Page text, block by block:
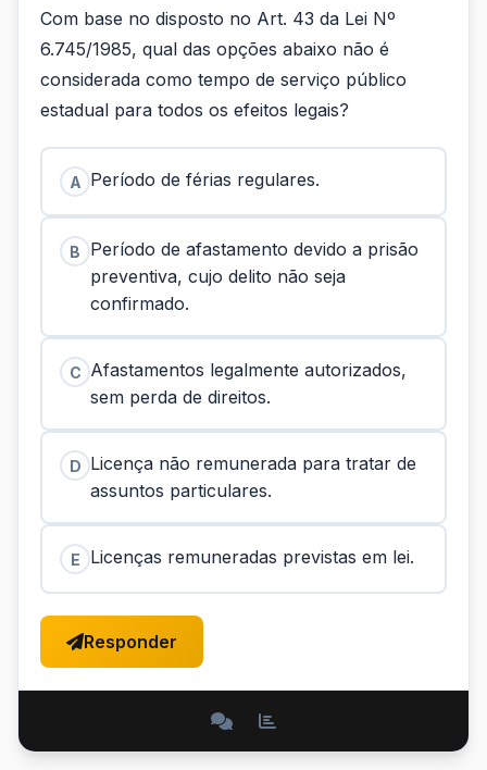
Com base no disposto no Art. 43 da Lei Nº
6.745/1985, qual das opções abaixo não é
considerada como tempo de serviço público
estadual para todos os efeitos legais?
A Período de férias regulares.
B
Período de afastamento devido a prisão
preventiva, cujo delito não seja
confirmado.
C Afastamentos legalmente autorizados,
sem perda de direitos.
D Licença não remunerada para tratar de
assuntos particulares.
E Licenças remuneradas previstas em lei.
Responder